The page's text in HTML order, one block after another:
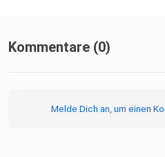
Kommentare (0)
Melde Dich an, um einen